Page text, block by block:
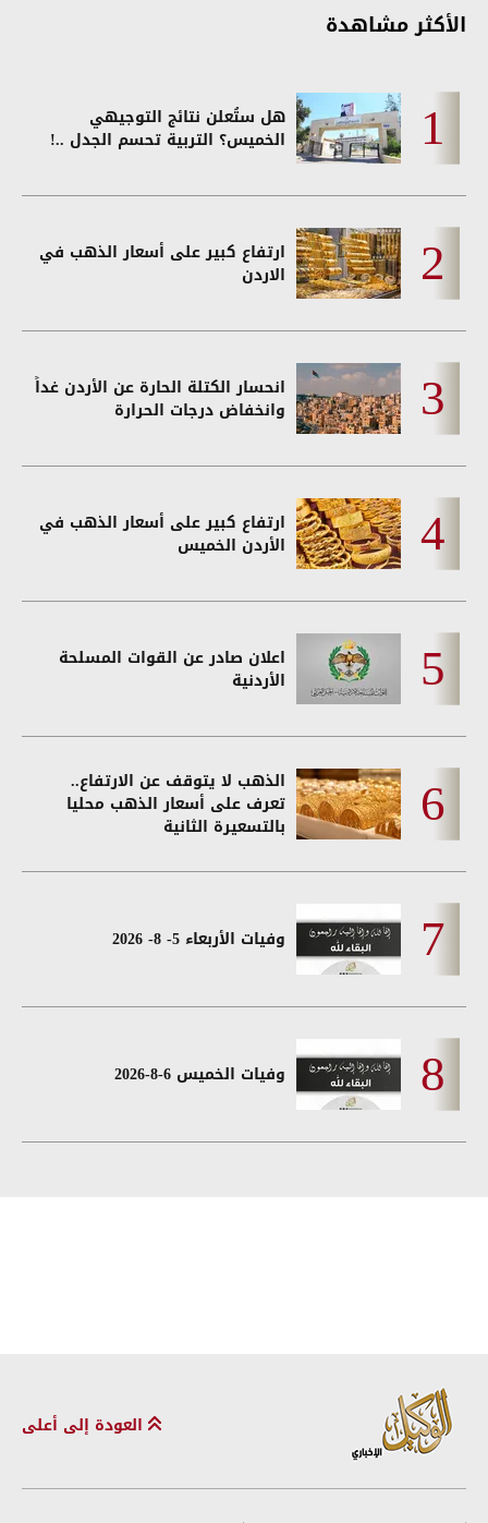
الأكثر مشاهدة
هل ستُعلن نتائج التوجيهي
الخميس؟ التربية تحسم الجدل ..!
ارتفاع كبير على أسعار الذهب في
الاردن
انحسار الكتلة الحارة عن الأردن غداً
وانخفاض درجات الحرارة
ارتفاع كبير على أسعار الذهب في
الأردن الخميس
اعلان صادر عن القوات المسلحة
الأردنية
الذهب لا يتوقف عن الارتفاع..
تعرف على أسعار الذهب محليا
بالتسعيرة الثانية
وفيات الأربعاء 5- 8- 2026
وفيات الخميس 6-8-2026
العودة إلى أعلى